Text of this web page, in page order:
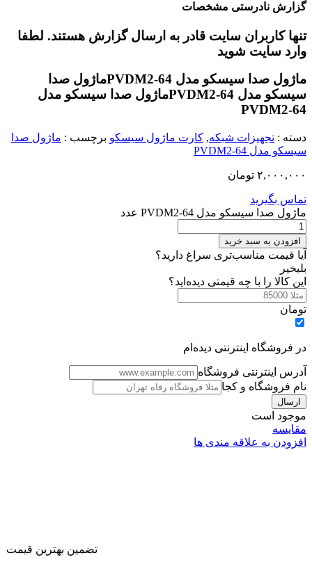
گزارش نادرستی مشخصات
تنها کاربران سایت قادر به ارسال گزارش هستند. لطفا
وارد سایت شوید
ماژول صدا سیسکو مدل PVDM2-64
ماژول صدا
سیسکو مدل PVDM2-64
ماژول صدا سیسکو مدل
PVDM2-64
دسته : تجهیزات شبکه, کارت ماژول سیسکو برچسب : ماژول صدا
سیسکو مدل PVDM2-64
۲,۰۰۰,۰۰۰ تومان
تماس بگیرید
ماژول صدا سیسکو مدل PVDM2-64 عدد
افزودن به سبد خرید
آیا قیمت مناسب‌تری سراغ دارید؟
بلیخیر
این کالا را با چه قیمتی دیده‌اید؟
تومان
در فروشگاه اینترنتی دیده‌ام
آدرس اینترنتی فروشگاه
نام فروشگاه و کجا
موجود است
مقایسه
افزودن به علاقه مندی ها
تضمین بهترین قیمت